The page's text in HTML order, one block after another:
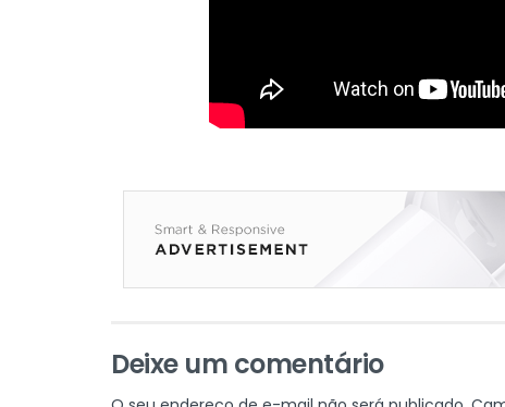
Deixe um comentário